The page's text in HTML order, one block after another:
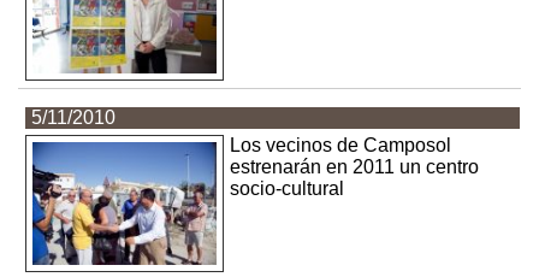
5/11/2010
Los vecinos de Camposol
estrenarán en 2011 un centro
socio-cultural